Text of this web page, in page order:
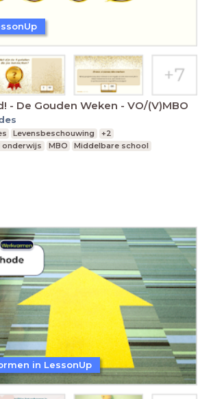
- De Gouden Weken - VO/(V)MBO
Levensbeschouwing
+2
onderwijs
MBO Middelbare school
in LessonUp